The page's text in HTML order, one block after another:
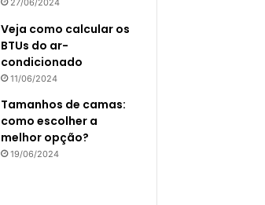
27/06/2024
Veja como calcular os
BTUs do ar-
condicionado
11/06/2024
Tamanhos de camas:
como escolher a
melhor opção?
19/06/2024